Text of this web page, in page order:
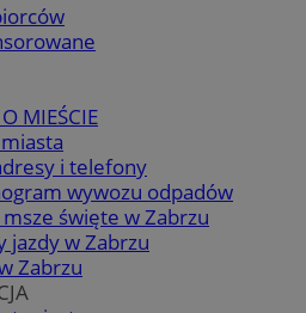
MIEŚCIE
i telefony
wywozu odpadów
święte w Zabrzu
jazdy w Zabrzu
Zabrzu